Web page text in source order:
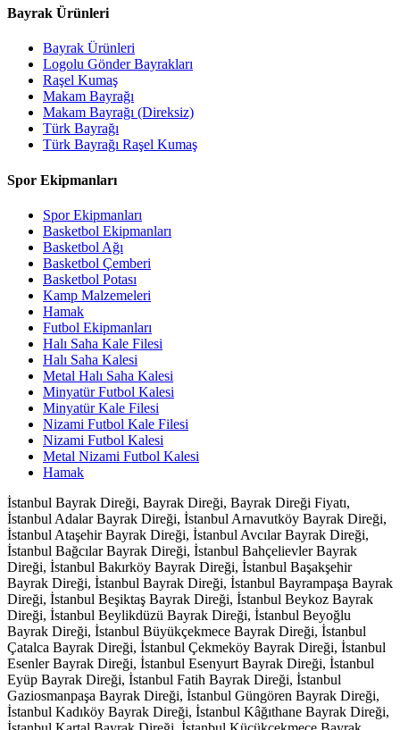
Bayrak Ürünleri
Bayrak Ürünleri
Logolu Gönder Bayrakları
Raşel Kumaş
Makam Bayrağı
Makam Bayrağı (Direksiz)
Türk Bayrağı
Türk Bayrağı Raşel Kumaş
Spor Ekipmanları
Spor Ekipmanları
Basketbol Ekipmanları
Basketbol Ağı
Basketbol Çemberi
Basketbol Potası
Kamp Malzemeleri
Hamak
Futbol Ekipmanları
Halı Saha Kale Filesi
Halı Saha Kalesi
Metal Halı Saha Kalesi
Minyatür Futbol Kalesi
Minyatür Kale Filesi
Nizami Futbol Kale Filesi
Nizami Futbol Kalesi
Metal Nizami Futbol Kalesi
Hamak
İstanbul Bayrak Direği, Bayrak Direği, Bayrak Direği Fiyatı,
İstanbul Adalar Bayrak Direği, İstanbul Arnavutköy Bayrak Direği,
İstanbul Ataşehir Bayrak Direği, İstanbul Avcılar Bayrak Direği,
İstanbul Bağcılar Bayrak Direği, İstanbul Bahçelievler Bayrak
Direği, İstanbul Bakırköy Bayrak Direği, İstanbul Başakşehir
Bayrak Direği, İstanbul Bayrak Direği, İstanbul Bayrampaşa Bayrak
Direği, İstanbul Beşiktaş Bayrak Direği, İstanbul Beykoz Bayrak
Direği, İstanbul Beylikdüzü Bayrak Direği, İstanbul Beyoğlu
Bayrak Direği, İstanbul Büyükçekmece Bayrak Direği, İstanbul
Çatalca Bayrak Direği, İstanbul Çekmeköy Bayrak Direği, İstanbul
Esenler Bayrak Direği, İstanbul Esenyurt Bayrak Direği, İstanbul
Eyüp Bayrak Direği, İstanbul Fatih Bayrak Direği, İstanbul
Gaziosmanpaşa Bayrak Direği, İstanbul Güngören Bayrak Direği,
İstanbul Kadıköy Bayrak Direği, İstanbul Kâğıthane Bayrak Direği,